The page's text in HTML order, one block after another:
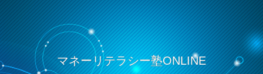
マネーリテラシー塾ONLINE